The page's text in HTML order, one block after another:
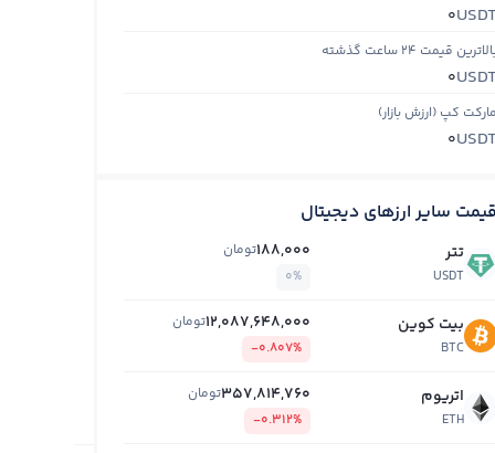
0
قیمت ۲۴ ساعت گذشته
0
مارکت کپ (ارزش بازار)
0
قیمت سایر ارزهای دیجیتال
تتر
USDT
188,000تومان
0%
بیت کوین
BTC
12,087,648,000تومان
-0.807%
اتریوم
ETH
357,814,760تومان
-0.312%